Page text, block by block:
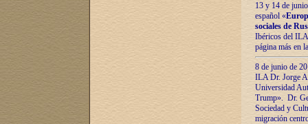
13 y 14 de
español «
sociales de
Ibéricos del ILA
página más en
8 de junio de
ILA Dr. Jorge
Universidad
Trump». Dr.
Sociedad y
migración